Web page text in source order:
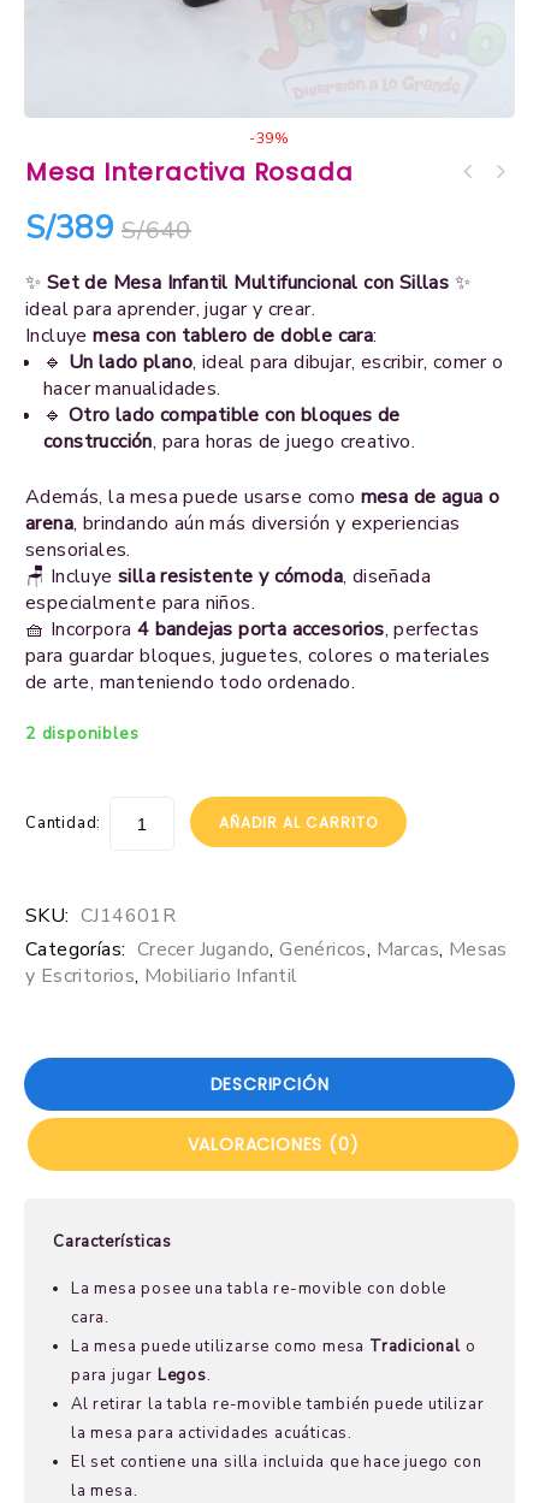
-39%
Mesa Interactiva Rosada
S/640
S/389
✨ Set de Mesa Infantil Multifuncional con Sillas ✨
ideal para aprender, jugar y crear.
Incluyemesa con tablero de doble cara:
🔹 Un lado plano, ideal para dibujar, escribir, comer o
hacer manualidades.
🔹 Otro lado compatible con bloques de
construcción, para horas de juego creativo.
Además, la mesa puede usarse como mesa de agua o
arena, brindando aún más diversión y experiencias
sensoriales.
🪑 Incluye silla resistente y cómoda, diseñada
especialmente para niños.
🧺 Incorpora 4 bandejas porta accesorios, perfectas
para guardar bloques, juguetes, colores o materiales
de arte, manteniendo todo ordenado.
2 disponibles
Cantidad: AÑADIR AL CARRITO
SKU: CJ14601R
Categorías: Crecer Jugando,Genéricos, Marcas, Mesas
y Escritorios, Mobiliario Infantil
DESCRIPCIÓN
VALORACIONES (0)
Características
La mesa posee una tabla re-movible con doble
cara.
La mesa puede utilizarse como mesa Tradicionalo
para jugar Legos.
Al retirar la tabla re-movible también puede utilizar
la mesa para actividades acuáticas.
El set contiene una silla incluida que hace juego con
la mesa.